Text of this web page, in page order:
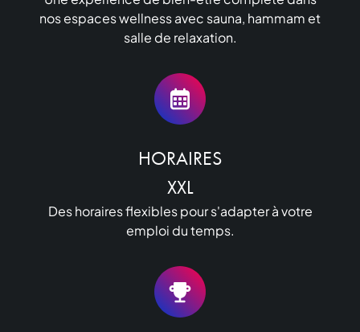
nos espaces wellness avec sauna, hammam et
salle de relaxation.
HORAIRES
XXL
Des horaires flexibles pour s'adapter à votre
emploi du temps.